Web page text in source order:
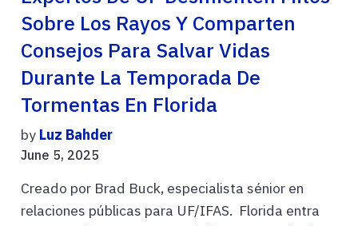
Sobre Los Rayos Y Comparten
Consejos Para Salvar Vidas
Durante La Temporada De
Tormentas En Florida
by Luz Bahder
June 5, 2025
Creado por Brad Buck, especialista sénior en
relaciones públicas para UF/IFAS. Florida entra